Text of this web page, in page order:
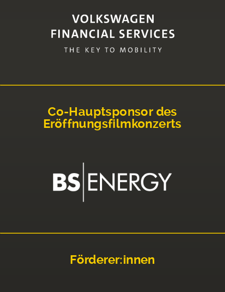
Co-Hauptsponsor des
Eröffnungsfilmkonzerts
Förderer:innen